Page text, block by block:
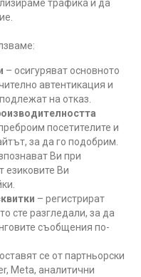
трафика и да
– осигуряват основното
автентикация и
на отказ.
посетителите и
за да го подобрим.
Ви при
езиковите Ви
– регистрират
сте разгледали, за да
съобщения по-
се от партньорски
Meta, аналитични